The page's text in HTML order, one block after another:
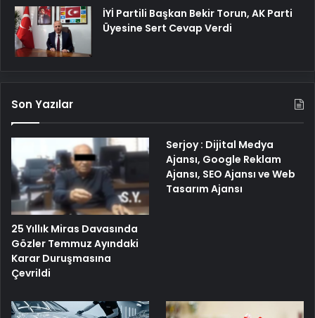
İYİ Partili Başkan Bekir Torun, AK Parti
Üyesine Sert Cevap Verdi
Son Yazılar
25 Yıllık Miras Davasında
Gözler Temmuz Ayındaki
Karar Duruşmasına
Çevrildi
Serjoy : Dijital Medya
Ajansı, Google Reklam
Ajansı, SEO Ajansı ve Web
Tasarım Ajansı